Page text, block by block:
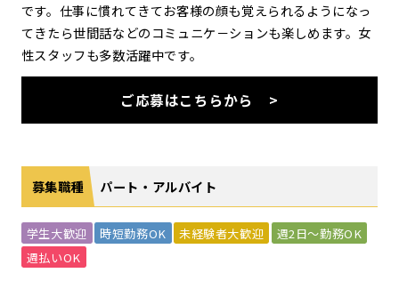
です。仕事に慣れてきてお客様の顔も覚えられるようになっ
てきたら世間話などのコミュニケ－ションも楽しめます。女
性スタッフも多数活躍中です。
ご応募はこちらから
募集職種 パート・アルバイト
学生大歓迎 時短勤務OK 未経験者大歓迎
週2日～勤務OK
週払いOK